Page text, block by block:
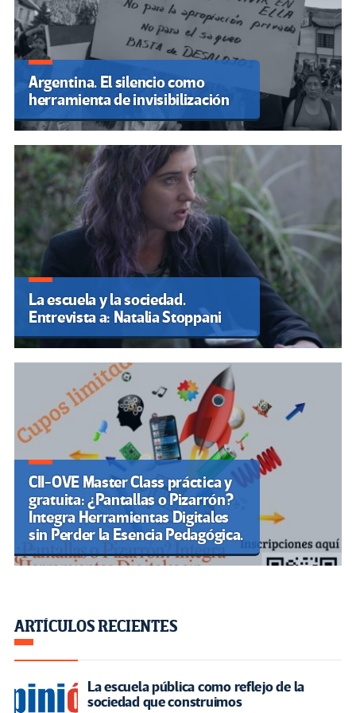
Argentina. El silencio como
herramienta de invisibilización
La escuela y la sociedad.
Entrevista a: Natalia Stoppani
CII-OVE Master Class práctica y
gratuita: ¿Pantallas o Pizarrón?
Integra Herramientas Digitales
sin Perder la Esencia Pedagógica.
ARTÍCULOS RECIENTES
La escuela pública como reflejo de la
sociedad que construimos